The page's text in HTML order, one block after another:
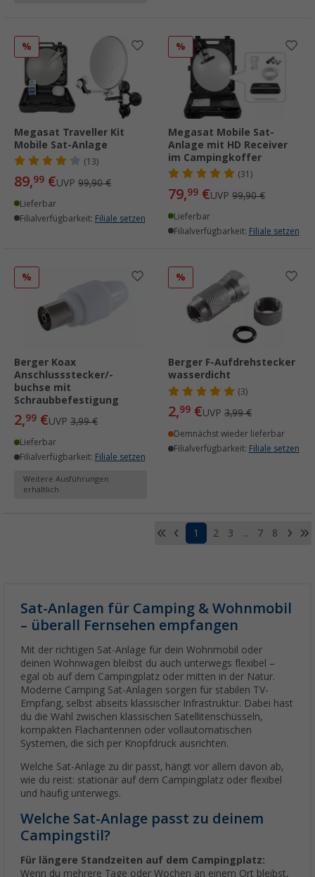
%
Megasat Traveller Kit
Mobile Sat-Anlage
(13)
89,99 €UVP 99,90 €
Lieferbar
Filialverfügbarkeit: Filiale setzen
%
Megasat Mobile Sat-
Anlage mit HD Receiver
im Campingkoffer
(31)
79,99 €UVP 99,90 €
Lieferbar
Filialverfügbarkeit: Filiale setzen
%
Berger Koax
Anschlussstecker/-
buchse mit
Schraubbefestigung
2,99 €UVP 3,99 €
Lieferbar
Filialverfügbarkeit: Filiale setzen
Weitere Ausführungen
erhältlich
%
Berger F-Aufdrehstecker
wasserdicht
(3)
2,99 €UVP 3,99 €
Demnächst wieder lieferbar
Filialverfügbarkeit: Filiale setzen
1 2 3 ... 7 8
Sat-Anlagen für Camping & Wohnmobil
– überall Fernsehen empfangen
Mit der richtigen Sat-Anlage für dein Wohnmobil oder
deinen Wohnwagen bleibst du auch unterwegs flexibel –
egal ob auf dem Campingplatz oder mitten in der Natur.
Moderne Camping Sat-Anlagen sorgen für stabilen TV-
Empfang, selbst abseits klassischer Infrastruktur. Dabei hast
du die Wahl zwischen klassischen Satellitenschüsseln,
kompakten Flachantennen oder vollautomatischen
Systemen, die sich per Knopfdruck ausrichten.
Welche Sat-Anlage zu dir passt, hängt vor allem davon ab,
wie du reist: stationär auf dem Campingplatz oder flexibel
und häufig unterwegs.
Welche Sat-Anlage passt zu deinem
Campingstil?
Für längere Standzeiten auf dem Campingplatz:
Wenn du mehrere Tage oder Wochen an einem Ort bleibst,